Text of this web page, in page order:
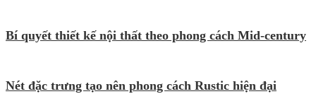
Bí quyết thiết kế nội thất theo phong cách Mid-century
Nét đặc trưng tạo nên phong cách Rustic hiện đại